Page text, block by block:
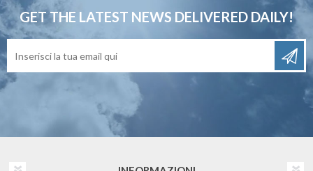
GET THE LATEST NEWS DELIVERED DAILY!